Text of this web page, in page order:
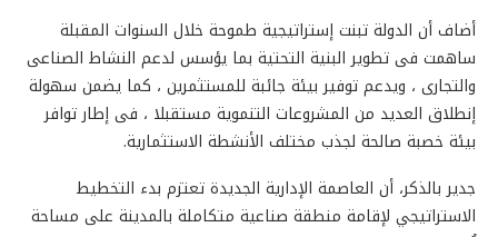
أضاف أن الدولة تبنت إستراتيجية طموحة خلال السنوات المقبلة
ساهمت فى تطوير البنية التحتية بما يؤسس لدعم النشاط الصناعى
والتجارى ، ويدعم توفير بيئة جائبة للمستثمرين ، كما يضمن سهولة
إنطلاق العديد من المشروعات التنموية مستقبلا ، فى إطار توافر
بيئة خصبة صالحة لجذب مختلف الأنشطة الاستثمارية.
جدير بالذكر، أن العاصمة الإدارية الجديدة تعتزم بدء التخطيط
الاستراتيجي لإقامة منطقة صناعية متكاملة بالمدينة على مساحة